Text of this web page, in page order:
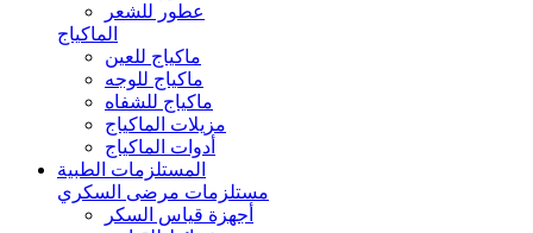
عطور للشعر
الماكياج
ماكياج للعين
ماكياج للوجه
ماكياج للشفاه
مزيلات الماكياج
أدوات الماكياج
المستلزمات الطبية
مستلزمات مرضى السكري
أجهزة قياس السكر